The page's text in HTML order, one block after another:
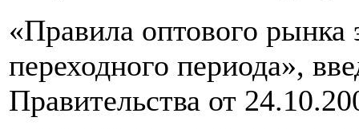
«Правила оптового
переходного периода»,
Правительства от